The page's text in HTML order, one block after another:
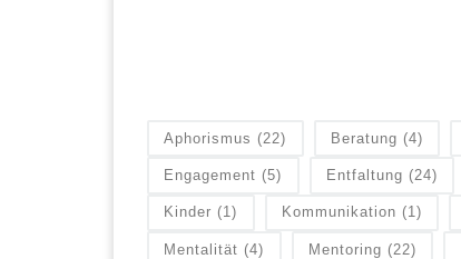
Aphorismus (22) Beratung (4)
Engagement (5) Entfaltung (24)
Kinder (1) Kommunikation (1)
Mentalität (4) Mentoring (22)